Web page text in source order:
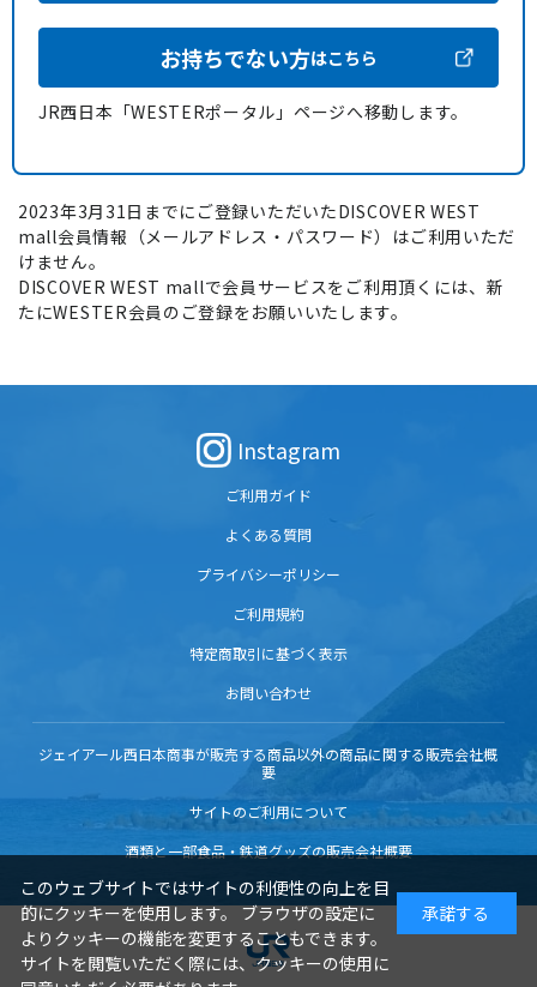
お持ちでない方はこちら
JR西日本「WESTERポータル」ページへ移動します。
2023年3月31日までにご登録いただいたDISCOVER WEST
mall会員情報（メールアドレス・パスワード）はご利用いただ
けません。
DISCOVER WEST mallで会員サービスをご利用頂くには、新
たにWESTER会員のご登録をお願いいたします。
Instagram
ご利用ガイド
よくある質問
プライバシーポリシー
ご利用規約
特定商取引に基づく表示
お問い合わせ
ジェイアール西日本商事が販売する商品以外の商品に関する販売会社概
要
サイトのご利用について
酒類と一部食品・鉄道グッズの販売会社概要
このウェブサイトではサイトの利便性の向上を目
的にクッキーを使用します。 ブラウザの設定に
よりクッキーの機能を変更することもできます。
サイトを閲覧いただく際には、クッキーの使用に
承諾する